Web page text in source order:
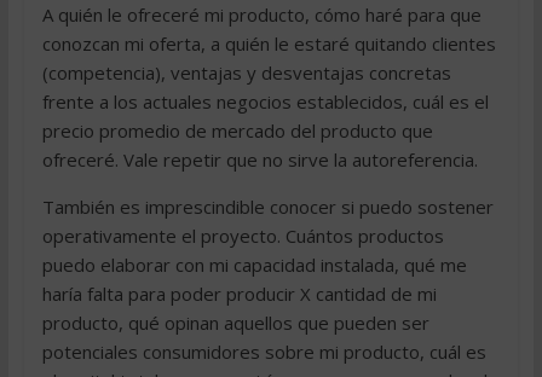
A quién le ofreceré mi producto, cómo haré para que
conozcan mi oferta, a quién le estaré quitando clientes
(competencia), ventajas y desventajas concretas
frente a los actuales negocios establecidos, cuál es el
precio promedio de mercado del producto que
ofreceré. Vale repetir que no sirve la autoreferencia.
También es imprescindible conocer si puedo sostener
operativamente el proyecto. Cuántos productos
puedo elaborar con mi capacidad instalada, qué me
haría falta para poder producir X cantidad de mi
producto, qué opinan aquellos que pueden ser
potenciales consumidores sobre mi producto, cuál es